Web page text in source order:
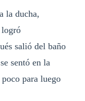
la ducha,
logró
salió del baño
sentó en la
para luego